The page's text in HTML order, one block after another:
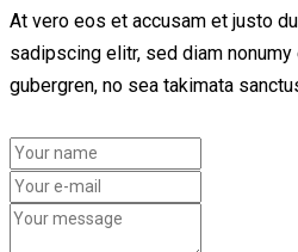
At vero eos et accusam et justo
sadipscing elitr, sed diam
gubergren, no sea takimata